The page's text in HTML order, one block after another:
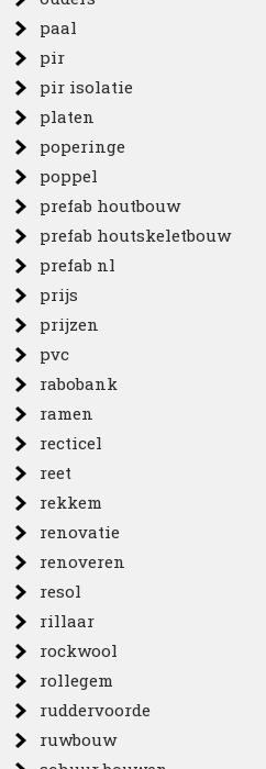
paal
pir
pir isolatie
platen
poperinge
poppel
prefab houtbouw
prefab houtskeletbouw
prefab nl
prijs
prijzen
pvc
rabobank
ramen
recticel
reet
rekkem
renovatie
renoveren
resol
rillaar
rockwool
rollegem
ruddervoorde
ruwbouw